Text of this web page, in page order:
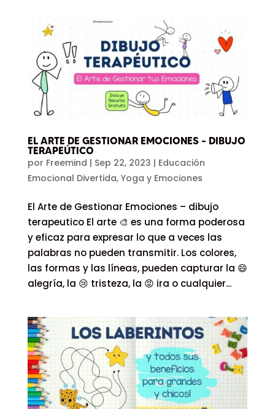
EL ARTE DE GESTIONAR EMOCIONES – DIBUJO
TERAPEÚTICO
por Freemind | Sep 22, 2023 | Educación
Emocional Divertida, Yoga y Emociones
El Arte de Gestionar Emociones – dibujo
terapeutico El arte 🎨 es una forma poderosa
y eficaz para expresar lo que a veces las
palabras no pueden transmitir. Los colores,
las formas y las líneas, pueden capturar la 😄
alegría, la 😢 tristeza, la 😡 ira o cualquier...